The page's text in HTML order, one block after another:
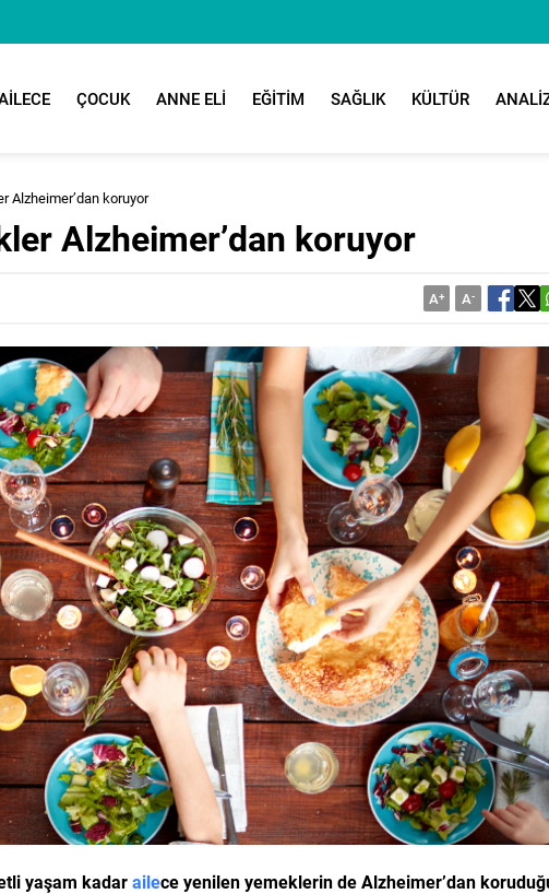
ÇOCUK ANNE ELİ EĞİTİM SAĞLIK KÜLTÜR
Alzheimer’dan koruyor
Alzheimer’dan koruyor
A+ A-
yaşam kadarailece yenilen yemeklerin de Alzheimer’dan